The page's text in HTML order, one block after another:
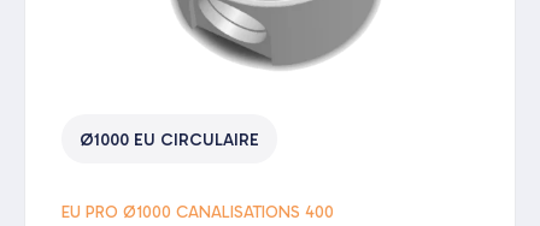
Ø1000 EU CIRCULAIRE
EU PRO Ø1000 CANALISATIONS 400